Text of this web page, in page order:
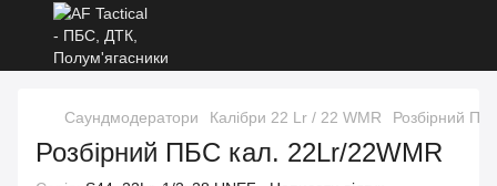
Саундмодератори Калібри 22 Lr / 22 WMR Розбірний
Розбірний ПБС кал. 22Lr/22WMR